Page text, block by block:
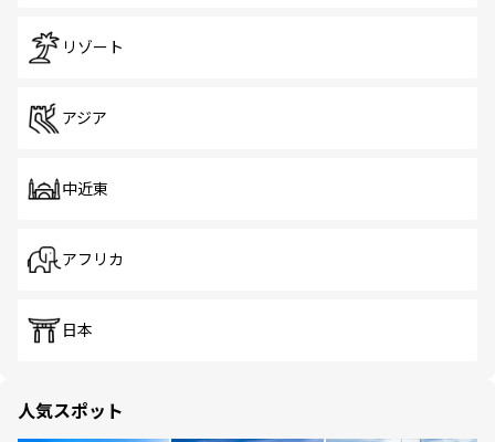
リゾート
アジア
中近東
アフリカ
日本
人気スポット